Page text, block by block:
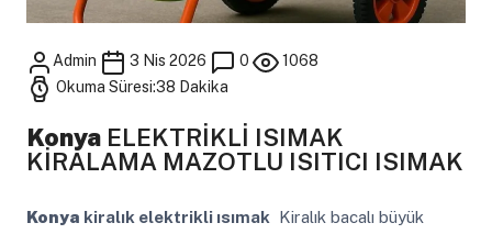
Admin 3 Nis 2026 0
1068
Okuma Süresi:38 Dakika
KonyaELEKTRİKLİ ISIMAK
KİRALAMA MAZOTLU ISITICI ISIMAK
Konya kiralık elektrikli ısımakKiralık bacalı büyük